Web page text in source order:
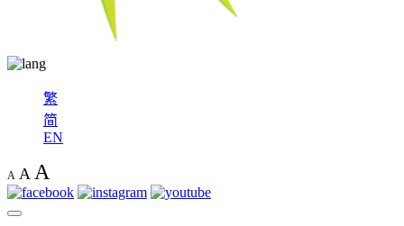
繁
简
EN
A A A